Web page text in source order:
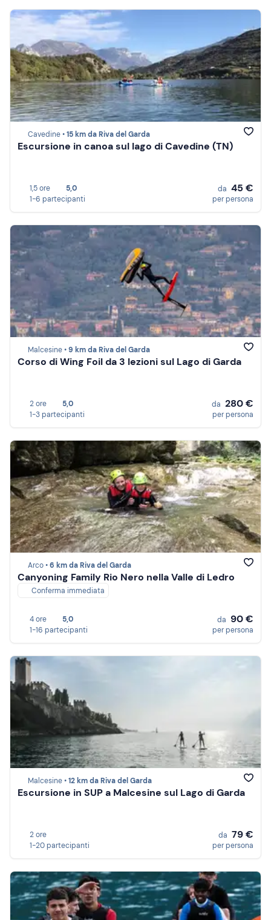
Cavedine •15 km da Riva del Garda
Escursione in canoa sul lago di Cavedine (TN)
1,5 ore
5,0
1-6 partecipanti
da 45 €
per persona
Malcesine •9 km da Riva del Garda
Corso di Wing Foil da 3 lezioni sul Lago di Garda
2 ore
5,0
1-3 partecipanti
da 280 €
per persona
Arco •6 km da Riva del Garda
Canyoning Family Rio Nero nella Valle di Ledro
Conferma immediata
4 ore
5,0
1-16 partecipanti
da 90 €
per persona
Malcesine •12 km da Riva del Garda
Escursione in SUP a Malcesine sul Lago di Garda
2 ore
1-20 partecipanti
da 79 €
per persona